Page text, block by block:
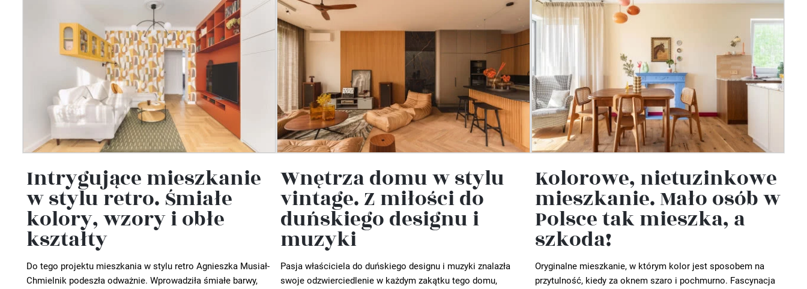
Intrygujące mieszkanie
w stylu retro. Śmiałe
kolory, wzory i obłe
kształty
Do tego projektu mieszkania w stylu retro Agnieszka Musiał-
Chmielnik podeszła odważnie. Wprowadziła śmiałe barwy,
Wnętrza domu w stylu
vintage. Z miłości do
duńskiego designu i
muzyki
Pasja właściciela do duńskiego designu i muzyki znalazła
swoje odzwierciedlenie w każdym zakątku tego domu,
Kolorowe, nietuzinkowe
mieszkanie. Mało osób w
Polsce tak mieszka, a
szkoda!
Oryginalne mieszkanie, w którym kolor jest sposobem na
przytulność, kiedy za oknem szaro i pochmurno. Fascynacja